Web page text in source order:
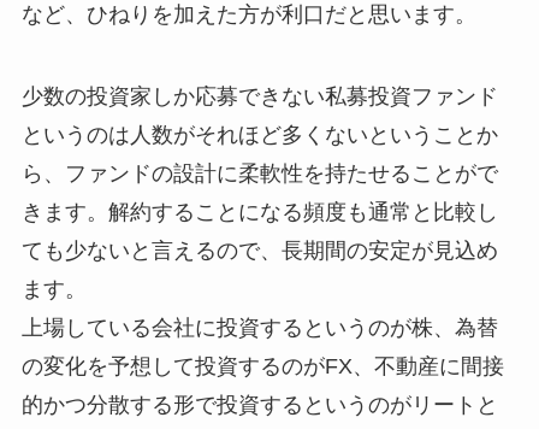
など、ひねりを加えた方が利口だと思います。
少数の投資家しか応募できない私募投資ファンド
というのは人数がそれほど多くないということか
ら、ファンドの設計に柔軟性を持たせることがで
きます。解約することになる頻度も通常と比較し
ても少ないと言えるので、長期間の安定が見込め
ます。
上場している会社に投資するというのが株、為替
の変化を予想して投資するのがFX、不動産に間接
的かつ分散する形で投資するというのがリートと